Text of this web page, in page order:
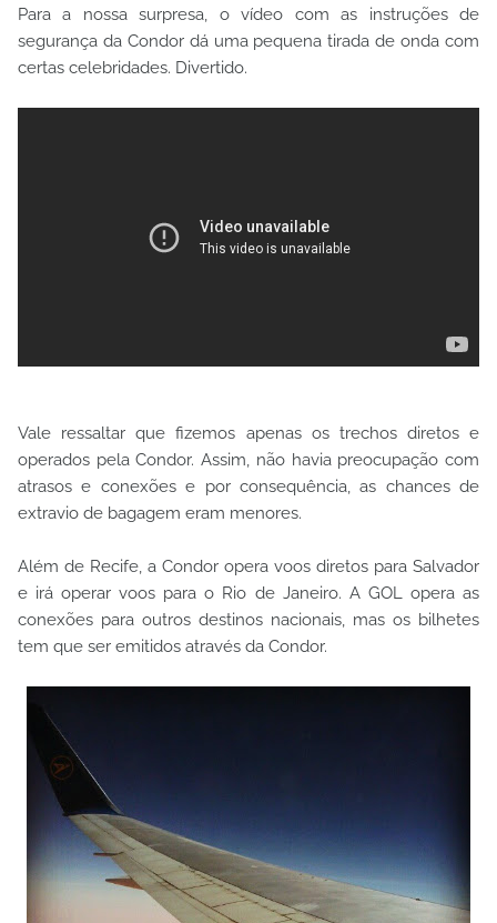
Para a nossa surpresa, o vídeo com as instruções de
segurança da Condor dá uma pequena tirada de onda com
certas celebridades. Divertido.
Vale ressaltar que fizemos apenas os trechos diretos e
operados pela Condor. Assim, não havia preocupação com
atrasos e conexões e por consequência, as chances de
extravio de bagagem eram menores.
Além de Recife, a Condor opera voos diretos para Salvador
e irá operar voos para o Rio de Janeiro. A GOL opera as
conexões para outros destinos nacionais, mas os bilhetes
tem que ser emitidos através da Condor.